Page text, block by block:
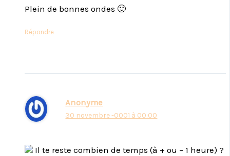
Plein de bonnes ondes 🙂
Répondre
Anonyme
30 novembre -0001 à 00:00
Il te reste combien de temps (à + ou – 1 heure) ?